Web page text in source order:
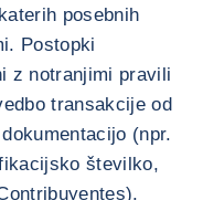
posebnih
Postopki
z notranjimi pravili
transakcije od
(npr.
številko,